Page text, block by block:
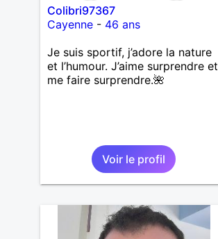
Colibri97367
Cayenne- 46 ans
Je suis sportif, j’adore la nature
et l’humour. J’aime surprendre et
me faire surprendre.🌺
Voir le profil